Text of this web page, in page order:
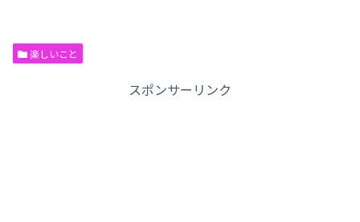
楽しいこと
スポンサーリンク